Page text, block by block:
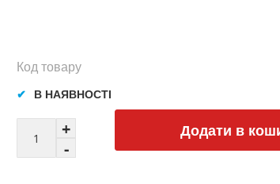
Додати в
В НАЯВНОСТІ
Код товару